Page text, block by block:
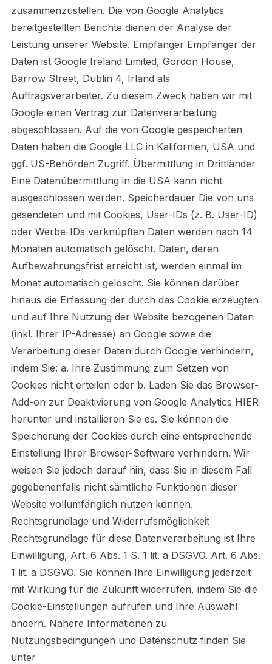
zusammenzustellen. Die von Google Analytics
bereitgestellten Berichte dienen der Analyse der
Leistung unserer Website. Empfänger Empfänger der
Daten ist Google Ireland Limited, Gordon House,
Barrow Street, Dublin 4, Irland als
Auftragsverarbeiter. Zu diesem Zweck haben wir mit
Google einen Vertrag zur Datenverarbeitung
abgeschlossen. Auf die von Google gespeicherten
Daten haben die Google LLC in Kalifornien, USA und
ggf. US-Behörden Zugriff. Übermittlung in Drittländer
Eine Datenübermittlung in die USA kann nicht
ausgeschlossen werden. Speicherdauer Die von uns
gesendeten und mit Cookies, User-IDs (z. B. User-ID)
oder Werbe-IDs verknüpften Daten werden nach 14
Monaten automatisch gelöscht. Daten, deren
Aufbewahrungsfrist erreicht ist, werden einmal im
Monat automatisch gelöscht. Sie können darüber
hinaus die Erfassung der durch das Cookie erzeugten
und auf Ihre Nutzung der Website bezogenen Daten
(inkl. Ihrer IP-Adresse) an Google sowie die
Verarbeitung dieser Daten durch Google verhindern,
indem Sie: a. Ihre Zustimmung zum Setzen von
Cookies nicht erteilen oder b. Laden Sie das Browser-
Add-on zur Deaktivierung von Google Analytics HIER
herunter und installieren Sie es. Sie können die
Speicherung der Cookies durch eine entsprechende
Einstellung Ihrer Browser-Software verhindern. Wir
weisen Sie jedoch darauf hin, dass Sie in diesem Fall
gegebenenfalls nicht sämtliche Funktionen dieser
Website vollumfänglich nutzen können.
Rechtsgrundlage und Widerrufsmöglichkeit
Rechtsgrundlage für diese Datenverarbeitung ist Ihre
Einwilligung, Art. 6 Abs. 1 S. 1 lit. a DSGVO. Art. 6 Abs.
1 lit. a DSGVO. Sie können Ihre Einwilligung jederzeit
mit Wirkung für die Zukunft widerrufen, indem Sie die
Cookie-Einstellungen aufrufen und Ihre Auswahl
ändern. Nähere Informationen zu
Nutzungsbedingungen und Datenschutz finden Sie
unter